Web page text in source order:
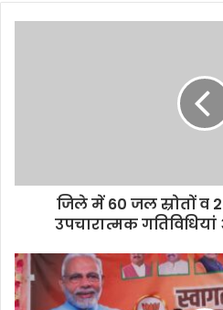
जिले में 60 जल स्रोतों व
उपचारात्मक